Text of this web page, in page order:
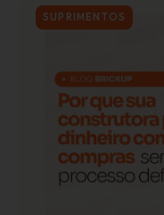
SUPRIMENTOS